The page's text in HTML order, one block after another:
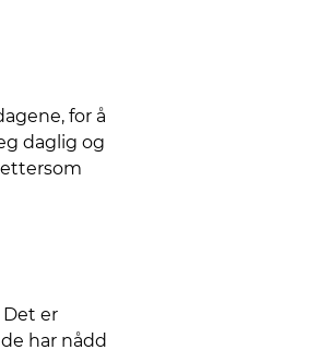
for å
daglig og
er
har nådd